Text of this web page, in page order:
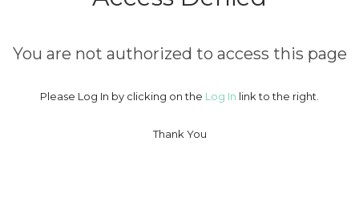
You are not authorized to access this page
Please Log In by clicking on the Log In link to the right.
Thank You